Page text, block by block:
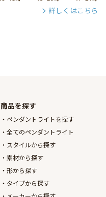
詳しくはこちら
商品を探す
ペンダントライトを探す
全てのペンダントライト
スタイルから探す
素材から探す
形から探す
タイプから探す